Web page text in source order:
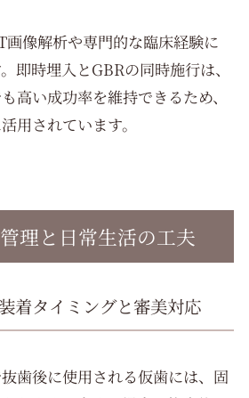
画像解析や専門的な臨床経験に
即時埋入とGBRの同時施行は、
高い成功率を維持できるため、
用されています。
理と日常生活の工夫
着タイミングと審美対応
歯後に使用される仮歯には、固